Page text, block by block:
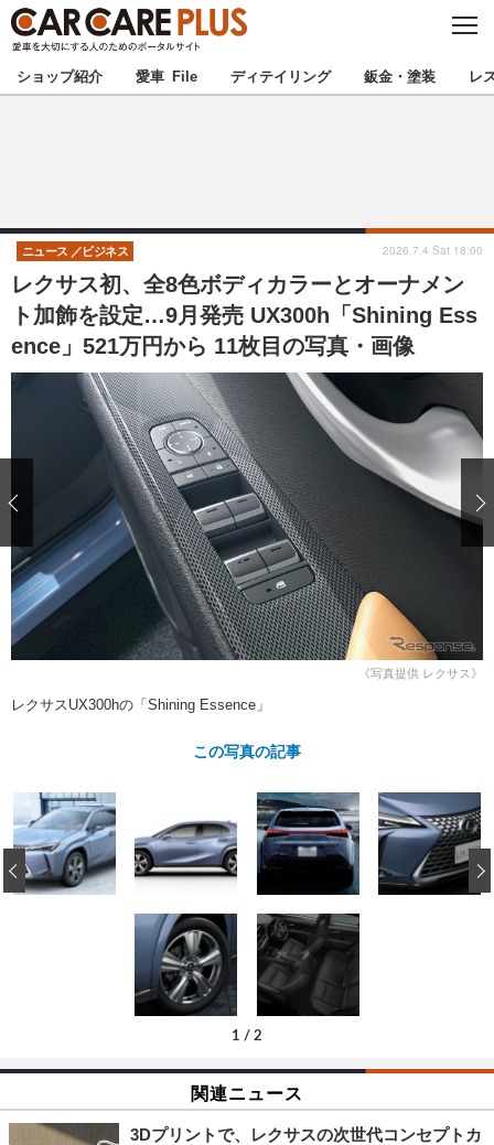
C
S
E
★カーケアプラス認定★ 厳選プロショップを地域から探す
甲信越 北陸
東海 関西
中国 四国
九州 沖縄
注目の記事
ショップレポート
自動車豆知識 ストップ！不具合修理＆粗悪修理
鈑金・塗装
ディテイリング
ディテイリング
ヘッドライト磨き コーティング
フィルム・ラッピング
鈑金・塗装
小キズ直し 防錆
特集記事
ストップ 不具合修理＆粗悪修理
カーメーカー「旧車」関連プロジェ
クト
コラム
プロショップ検索
ショップ紹介 愛車 File ディテイリング 鈑金・塗装 レ
レクサス初、全8色ボディカラーとオーナメン
ト加飾を設定…9月発売 UX300h「Shining Ess
ence」521万円から 11枚目の写真・画像
ニュース ビジネス 2026.7.4 Sat 18:00
《写真提供 レクサス》
レクサスUX300hの「Shining Essence」
この写真の記事
1 / 2
‹
関連ニュース
3Dプリントで、レクサスの次世代コンセプトカ